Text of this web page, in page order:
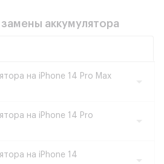
аккумулятора
на iPhone 14 Pro Max
на iPhone 14 Pro
на iPhone 14